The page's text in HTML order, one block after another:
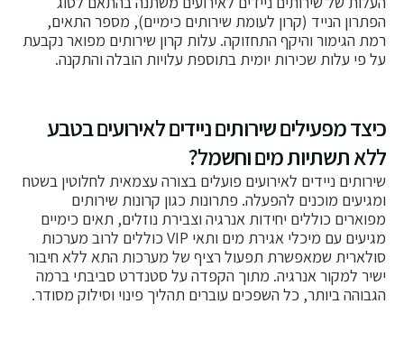
הפתרון הנייד (קרון לעומת שירותים כימיים), מספר התאים,
רמת הגימור והיקף התחזוקה. עלות קרון שירותים מפואר נקבעת
על פי עלות שכירות יומית בתוספת עלויות הובלה והתקנה.
כיצד מפעילים שירותים ניידים לאירועים בטבע
ללא תשתיות מים וחשמל?
שירותים ניידים לאירועים פועלים בצורה עצמאית לחלוטין בשטח
ומגיעים מוכנים להפעלה. פתרונות כגון קרונות שירותים
מפוארים כוללים יחידות אנרגיה וצבירת נוזלים, תאים כימיים
מגיעים עם מיכלי אגירת מים ותאי VIP כוללים לרוב מערכות
סולארית שמאפשרת תפעול רציף של מערכות התא ללא חיבור
ישיר למקור אנרגיה. מתוך הקפדה על סטנדרט סביבתי ברמה
הגבוהה ביותר, כל השפכים עוברים תהליך פינוי וסילוק מסודר.